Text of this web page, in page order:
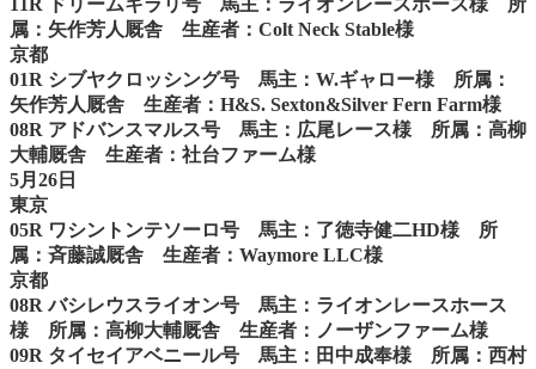
11R ドリームキラリ号 馬主：ライオンレースホース様 所
属：矢作芳人厩舎 生産者：Colt Neck Stable様
京都
01R シブヤクロッシング号 馬主：W.ギャロー様 所属：
矢作芳人厩舎 生産者：H&S. Sexton&Silver Fern Farm様
08R アドバンスマルス号 馬主：広尾レース様 所属：高柳
大輔厩舎 生産者：社台ファーム様
5月26日
東京
05R ワシントンテソーロ号 馬主：了徳寺健二HD様 所
属：斉藤誠厩舎 生産者：Waymore LLC様
京都
08R バシレウスライオン号 馬主：ライオンレースホース
様 所属：高柳大輔厩舎 生産者：ノーザンファーム様
09R タイセイアベニール号 馬主：田中成奉様 所属：西村